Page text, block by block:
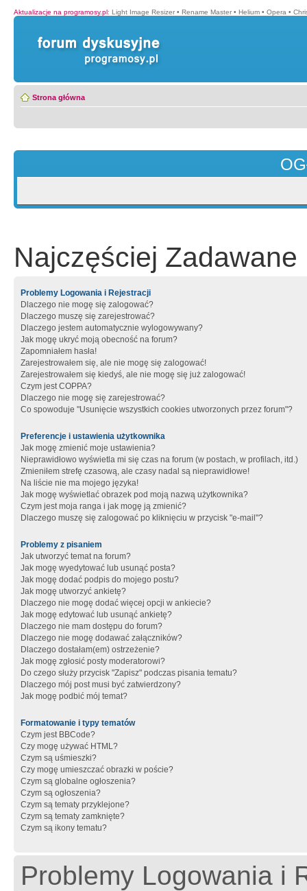
Aktualizacje na programosy.pl: Light Image Resizer • Rename Master • Helium • Opera •
Strona główna
Najczęściej Zadawane
Problemy Logowania i Rejestracji
Dlaczego nie mogę się zalogować?
Dlaczego muszę się zarejestrować?
Dlaczego jestem automatycznie wylogowywany?
Jak mogę ukryć moją obecność na forum?
Zapomniałem hasła!
Zarejestrowałem się, ale nie mogę się zalogować!
Zarejestrowałem się kiedyś, ale nie mogę się już zalogować!
Czym jest COPPA?
Dlaczego nie mogę się zarejestrować?
Co spowoduje "Usunięcie wszystkich cookies utworzonych przez forum"?
Preferencje i ustawienia użytkownika
Jak mogę zmienić moje ustawienia?
Nieprawidłowo wyświetla mi się czas na forum (w postach, w profilach, itd.)
Zmieniłem strefę czasową, ale czasy nadal są nieprawidłowe!
Na liście nie ma mojego języka!
Jak mogę wyświetlać obrazek pod moją nazwą użytkownika?
Czym jest moja ranga i jak mogę ją zmienić?
Dlaczego muszę się zalogować po kliknięciu w przycisk "e-mail"?
Problemy z pisaniem
Jak utworzyć temat na forum?
Jak mogę wyedytować lub usunąć posta?
Jak mogę dodać podpis do mojego postu?
Jak mogę utworzyć ankietę?
Dlaczego nie mogę dodać więcej opcji w ankiecie?
Jak mogę edytować lub usunąć ankietę?
Dlaczego nie mam dostępu do forum?
Dlaczego nie mogę dodawać załączników?
Dlaczego dostałam(em) ostrzeżenie?
Jak mogę zgłosić posty moderatorowi?
Do czego służy przycisk "Zapisz" podczas pisania tematu?
Dlaczego mój post musi być zatwierdzony?
Jak mogę podbić mój temat?
Formatowanie i typy tematów
Czym jest BBCode?
Czy mogę używać HTML?
Czym są uśmieszki?
Czy mogę umieszczać obrazki w poście?
Czym są globalne ogłoszenia?
Czym są ogłoszenia?
Czym są tematy przyklejone?
Czym są tematy zamknięte?
Czym są ikony tematu?
Problemy Logowania i